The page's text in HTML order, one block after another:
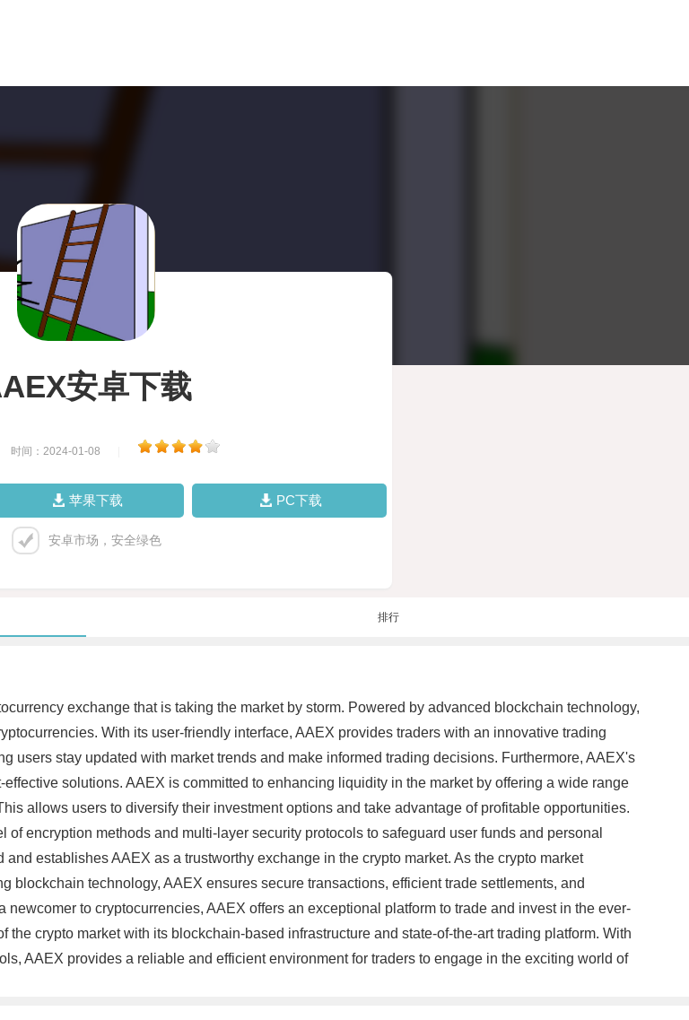
安卓下载
时间：2024-01-08
苹果下载 PC下载
安卓市场，安全绿色
排行
exchange that is taking the market by storm. Powered by advanced blockchain technology,
With its user-friendly interface, AAEX provides traders with an innovative trading
users stay updated with market trends and make informed trading decisions. Furthermore, AAEX's
solutions. AAEX is committed to enhancing liquidity in the market by offering a wide range
allows users to diversify their investment options and take advantage of profitable opportunities.
encryption methods and multi-layer security protocols to safeguard user funds and personal
establishes AAEX as a trustworthy exchange in the crypto market. As the crypto market
blockchain technology, AAEX ensures secure transactions, efficient trade settlements, and
to cryptocurrencies, AAEX offers an exceptional platform to trade and invest in the ever-
crypto market with its blockchain-based infrastructure and state-of-the-art trading platform. With
AAEX provides a reliable and efficient environment for traders to engage in the exciting world of